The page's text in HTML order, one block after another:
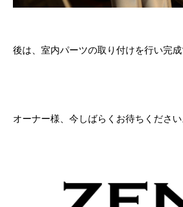
後は、室内パーツの取り付けを行い完成
オーナー様、今しばらくお待ちください